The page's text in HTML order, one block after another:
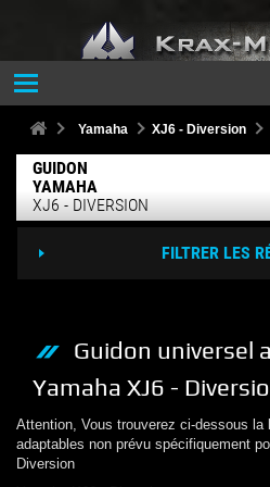
Yamaha XJ6 - Diversion
GUIDON
YAMAHA
XJ6 - DIVERSION
FILTRER LES
Guidon universel
Yamaha XJ6 -
Attention, Vous trouverez ci-dessous
adaptables non prévu spécifiquement
Diversion